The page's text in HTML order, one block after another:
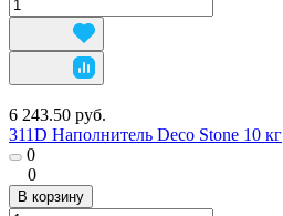
6 243.50 руб.
311D Наполнитель Deco Stone 10 кг
0
0
В корзину